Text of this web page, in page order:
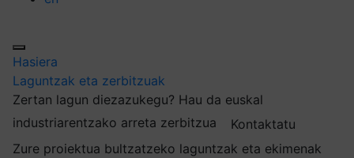
Hasiera
Laguntzak eta zerbitzuak
Zertan lagun diezazukegu? Hau da euskal
industriarentzako arreta zerbitzua
Kontaktatu
Zure proiektua bultzatzeko laguntzak eta ekimenak